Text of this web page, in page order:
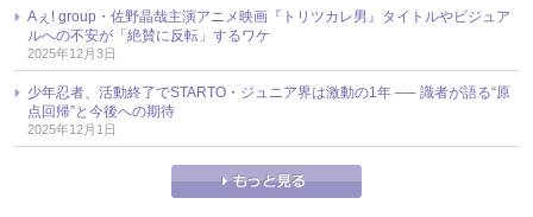
Aぇ! group・佐野晶哉主演アニメ映画『トリツカレ男』タイトルやビジュア
ルへの不安が「絶賛に反転」するワケ
2025年12月3日
少年忍者、活動終了でSTARTO・ジュニア界は激動の1年 ── 識者が語る“原
点回帰”と今後への期待
2025年12月1日